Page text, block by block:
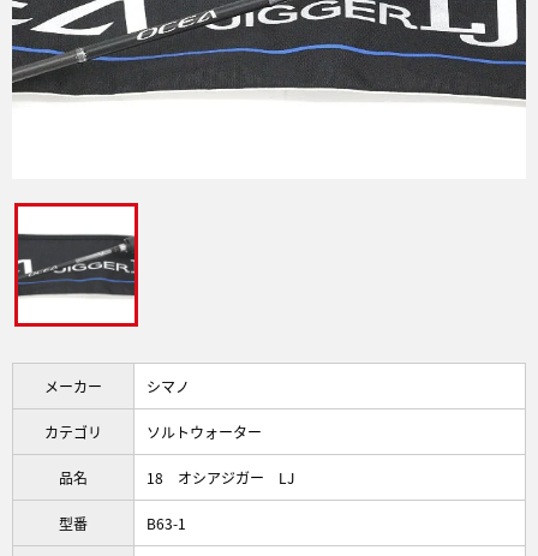
メーカー シマノ
カテゴリ ソルトウォーター
品名 18 オシアジガー LJ
型番 B63-1